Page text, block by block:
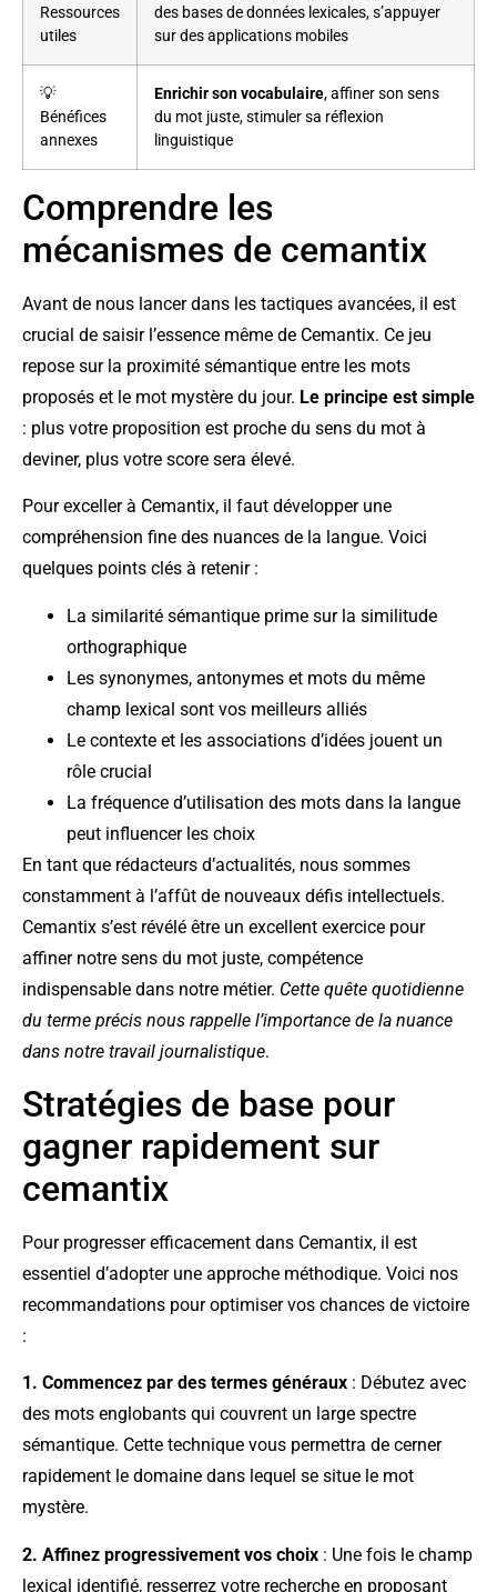
Ressources
utiles
des bases de données lexicales, s’appuyer
sur des applications mobiles
💡
Bénéfices
annexes
Enrichir son vocabulaire, affiner son sens
du mot juste, stimuler sa réflexion
linguistique
Comprendre les
mécanismes de cemantix
Avant de nous lancer dans les tactiques avancées, il est
crucial de saisir l’essence même de Cemantix. Ce jeu
repose sur la proximité sémantique entre les mots
proposés et le mot mystère du jour. Le principe est simple
: plus votre proposition est proche du sens du mot à
deviner, plus votre score sera élevé.
Pour exceller à Cemantix, il faut développer une
compréhension fine des nuances de la langue. Voici
quelques points clés à retenir :
La similarité sémantique prime sur la similitude
orthographique
Les synonymes, antonymes et mots du même
champ lexical sont vos meilleurs alliés
Le contexte et les associations d’idées jouent un
rôle crucial
La fréquence d’utilisation des mots dans la langue
peut influencer les choix
En tant que rédacteurs d’actualités, nous sommes
constamment à l’affût de nouveaux défis intellectuels.
Cemantix s’est révélé être un excellent exercice pour
affiner notre sens du mot juste, compétence
indispensable dans notre métier. Cette quête quotidienne
du terme précis nous rappelle l’importance de la nuance
dans notre travail journalistique.
Stratégies de base pour
gagner rapidement sur
cemantix
Pour progresser efficacement dans Cemantix, il est
essentiel d’adopter une approche méthodique. Voici nos
recommandations pour optimiser vos chances de victoire
:
1. Commencez par des termes généraux : Débutez avec
des mots englobants qui couvrent un large spectre
sémantique. Cette technique vous permettra de cerner
rapidement le domaine dans lequel se situe le mot
mystère.
2. Affinez progressivement vos choix : Une fois le champ
lexical identifié, resserrez votre recherche en proposant